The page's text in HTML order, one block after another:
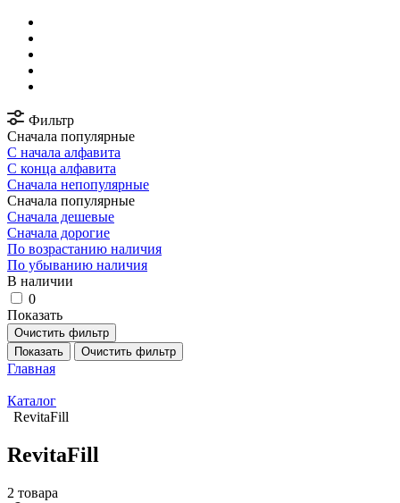
Фильтр
Сначала популярные
С начала алфавита
С конца алфавита
Сначала непопулярные
Сначала популярные
Сначала дешевые
Сначала дорогие
По возрастанию наличия
По убыванию наличия
В наличии
0
Показать
Очистить фильтр
Показать
Очистить фильтр
Главная
Каталог
RevitaFill
RevitaFill
2 товара